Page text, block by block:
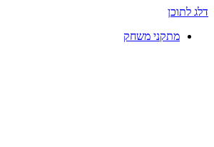
דלג לתוכן
מתקני משחק